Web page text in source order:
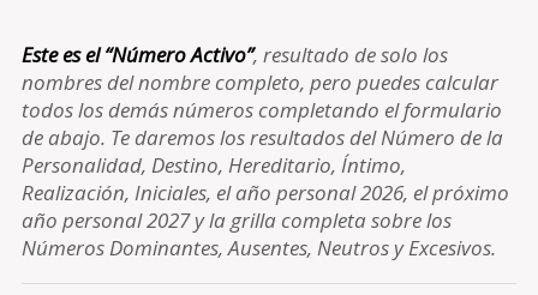
Este es el “Número Activo”, resultado de solo los
nombres del nombre completo, pero puedes calcular
todos los demás números completando el formulario
de abajo. Te daremos los resultados del Número de la
Personalidad, Destino, Hereditario, Íntimo,
Realización, Iniciales, el año personal 2026, el próximo
año personal 2027 y la grilla completa sobre los
Números Dominantes, Ausentes, Neutros y Excesivos.